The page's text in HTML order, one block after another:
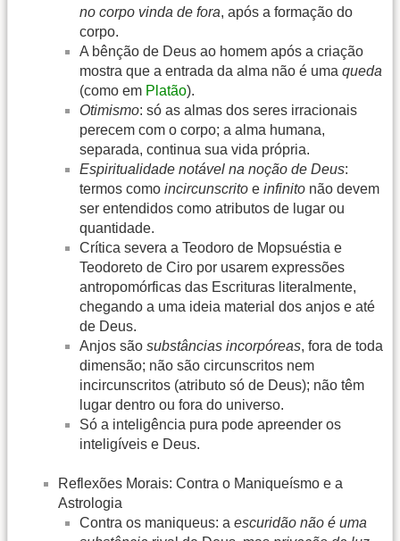
no corpo vinda de fora, após a formação do
corpo.
A bênção de Deus ao homem após a criação
mostra que a entrada da alma não é uma queda
(como em Platão).
Otimismo: só as almas dos seres irracionais
perecem com o corpo; a alma humana,
separada, continua sua vida própria.
Espiritualidade notável na noção de Deus:
termos como incircunscrito e infinito não devem
ser entendidos como atributos de lugar ou
quantidade.
Crítica severa a Teodoro de Mopsuéstia e
Teodoreto de Ciro por usarem expressões
antropomórficas das Escrituras literalmente,
chegando a uma ideia material dos anjos e até
de Deus.
Anjos são substâncias incorpóreas, fora de toda
dimensão; não são circunscritos nem
incircunscritos (atributo só de Deus); não têm
lugar dentro ou fora do universo.
Só a inteligência pura pode apreender os
inteligíveis e Deus.
Reflexões Morais: Contra o Maniqueísmo e a
Astrologia
Contra os maniqueus: a escuridão não é uma